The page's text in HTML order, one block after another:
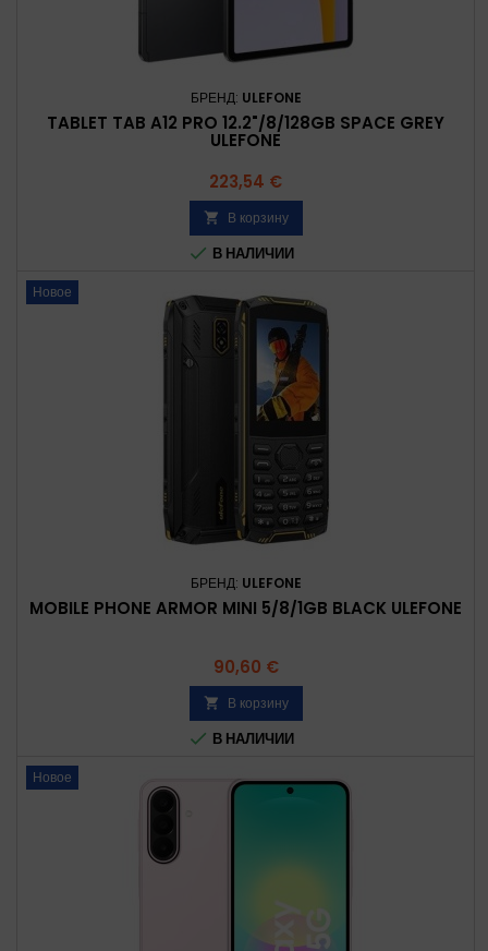
БРЕНД: ULEFONE
TABLET TAB A12 PRO 12.2"/8/128GB SPACE GREY
ULEFONE
Цена
223,54 €
 В корзину
 В НАЛИЧИИ
Новое
БРЕНД: ULEFONE
MOBILE PHONE ARMOR MINI 5/8/1GB BLACK ULEFONE
Цена
90,60 €
 В корзину
 В НАЛИЧИИ
Новое